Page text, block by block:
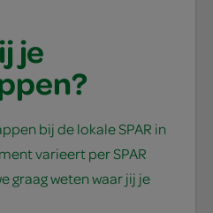
je
bij de lokale SPAR in
varieert per SPAR
graag weten waar jij je